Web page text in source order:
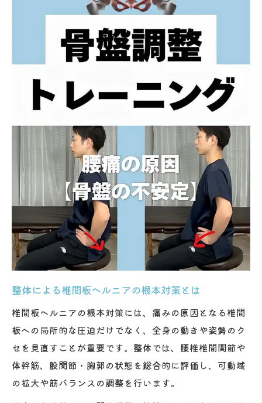
整体による椎間板ヘルニアの根本対策とは
椎間板ヘルニアの根本対策には、痛みの原因となる椎間
板への局所的な圧迫だけでなく、全身の動きや姿勢のク
セを見直すことが重要です。整体では、腰椎椎間関節や
体幹筋、股関節・胸郭の状態を総合的に評価し、可動域
の拡大や筋バランスの調整を行います。